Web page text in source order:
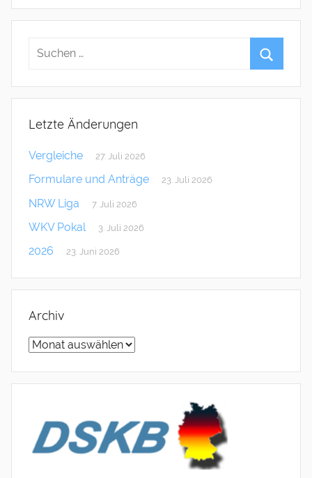
Letzte Änderungen
Vergleiche 27. Juli 2026
Formulare und Anträge 23. Juli 2026
NRW Liga 7. Juli 2026
WKV Pokal 3. Juli 2026
2026 23. Juni 2026
Archiv
Archiv